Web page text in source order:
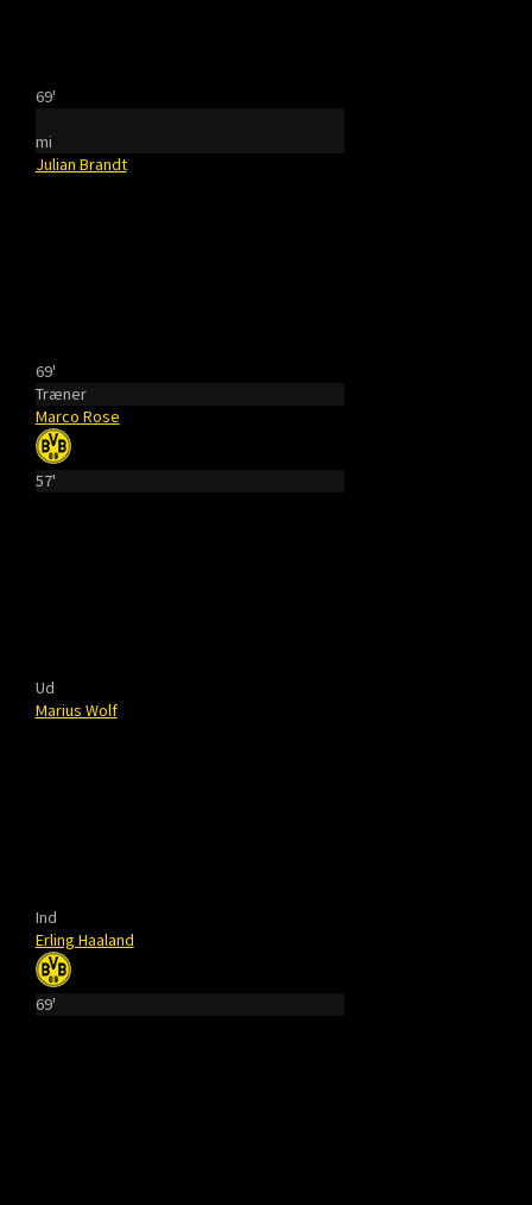
69'
mi
Julian Brandt
69'
Træner
Marco Rose
57'
Ud
Marius Wolf
Ind
Erling Haaland
69'